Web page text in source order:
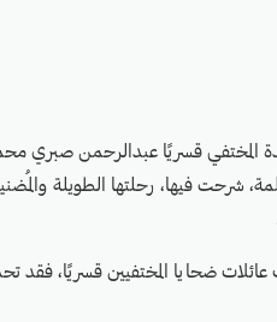
شرحت فيها، رحلتها الطويلة
ضحايا المختفيين قسريًا، فقد